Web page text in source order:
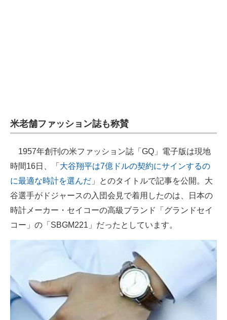
米老舗ファッション誌も称賛
1957年創刊の米ファッション誌「GQ」電子版は現地
時間16日、「 大谷翔平は7億ドルの契約にサインするの
に最適な時計を選んだ 」とのタイトルで記事を公開。大
谷選手がドジャースの入団会見で着用したのは、日本の
時計メーカー・セイコーの高級ブランド「グランドセイ
コー」の「SBGM221」だったとしています。